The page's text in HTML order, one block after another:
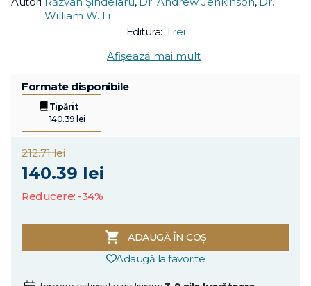
:
William W. Li
Editura: Trei
Afișează mai mult
Formate disponibile
Tipărit
140.39 lei
212.71 lei
140.39 lei
Reducere: -34%
ADAUGĂ ÎN COȘ
Adaugă la favorite